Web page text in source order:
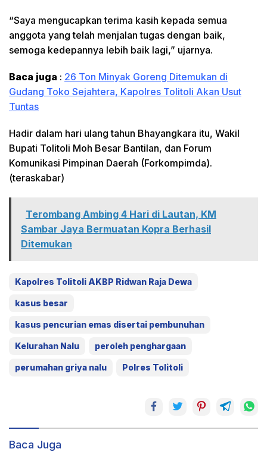
“Saya mengucapkan terima kasih kepada semua
anggota yang telah menjalan tugas dengan baik,
semoga kedepannya lebih baik lagi,” ujarnya.
Baca juga : 26 Ton Minyak Goreng Ditemukan di
Gudang Toko Sejahtera, Kapolres Tolitoli Akan Usut
Tuntas
Hadir dalam hari ulang tahun Bhayangkara itu, Wakil
Bupati Tolitoli Moh Besar Bantilan, dan Forum
Komunikasi Pimpinan Daerah (Forkompimda).
(teraskabar)
Terombang Ambing 4 Hari di Lautan, KM
Sambar Jaya Bermuatan Kopra Berhasil
Ditemukan
Kapolres Tolitoli AKBP Ridwan Raja Dewa
kasus besar
kasus pencurian emas disertai pembunuhan
Kelurahan Nalu peroleh penghargaan
perumahan griya nalu Polres Tolitoli
Baca Juga